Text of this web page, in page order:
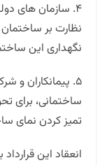
4. سازمان های
نظارت بر
نگهداری این
5. پیمانکاران و
ساختمانی، برای
تمیز کردن نمای
انعقاد این